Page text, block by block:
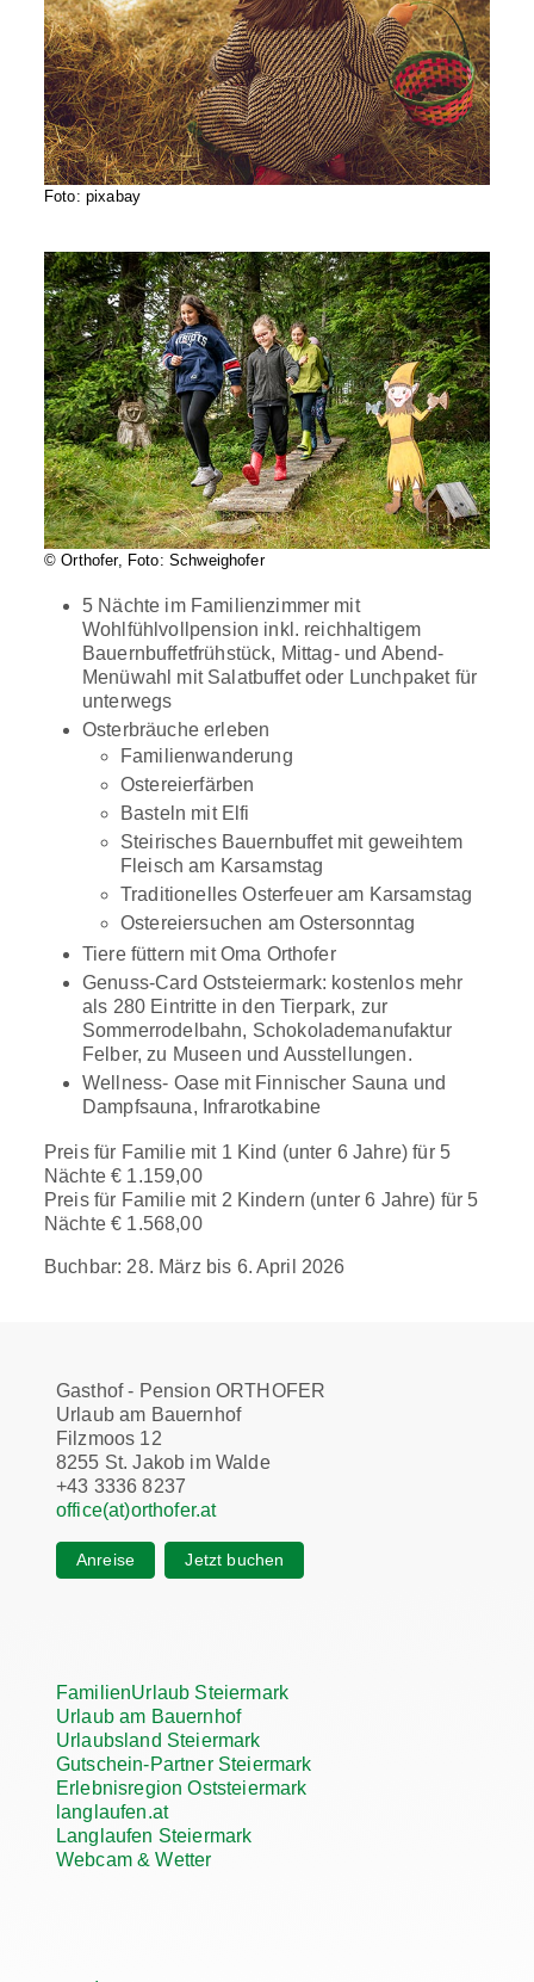
Foto: pixabay
© Orthofer, Foto: Schweighofer
5 Nächte im Familienzimmer mit
Wohlfühlvollpension inkl. reichhaltigem
Bauernbuffetfrühstück, Mittag- und Abend-
Menüwahl mit Salatbuffet oder Lunchpaket für
unterwegs
Osterbräuche erleben
Familienwanderung
Ostereierfärben
Basteln mit Elfi
Steirisches Bauernbuffet mit geweihtem
Fleisch am Karsamstag
Traditionelles Osterfeuer am Karsamstag
Ostereiersuchen am Ostersonntag
Tiere füttern mit Oma Orthofer
Genuss-Card Oststeiermark: kostenlos mehr
als 280 Eintritte in den Tierpark, zur
Sommerrodelbahn, Schokolademanufaktur
Felber, zu Museen und Ausstellungen.
Wellness- Oase mit Finnischer Sauna und
Dampfsauna, Infrarotkabine
Preis für Familie mit 1 Kind (unter 6 Jahre) für 5
Nächte € 1.159,00
Preis für Familie mit 2 Kindern (unter 6 Jahre) für 5
Nächte € 1.568,00
Buchbar: 28. März bis 6. April 2026
Gasthof - Pension ORTHOFER
Urlaub am Bauernhof
Filzmoos 12
8255 St. Jakob im Walde
+43 3336 8237
office(at)orthofer.at
Anreise Jetzt buchen
FamilienUrlaub Steiermark
Urlaub am Bauernhof
Urlaubsland Steiermark
Gutschein-Partner Steiermark
Erlebnisregion Oststeiermark
langlaufen.at
Langlaufen Steiermark
Webcam & Wetter